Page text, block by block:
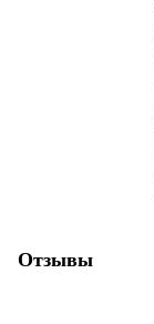
Отзывы